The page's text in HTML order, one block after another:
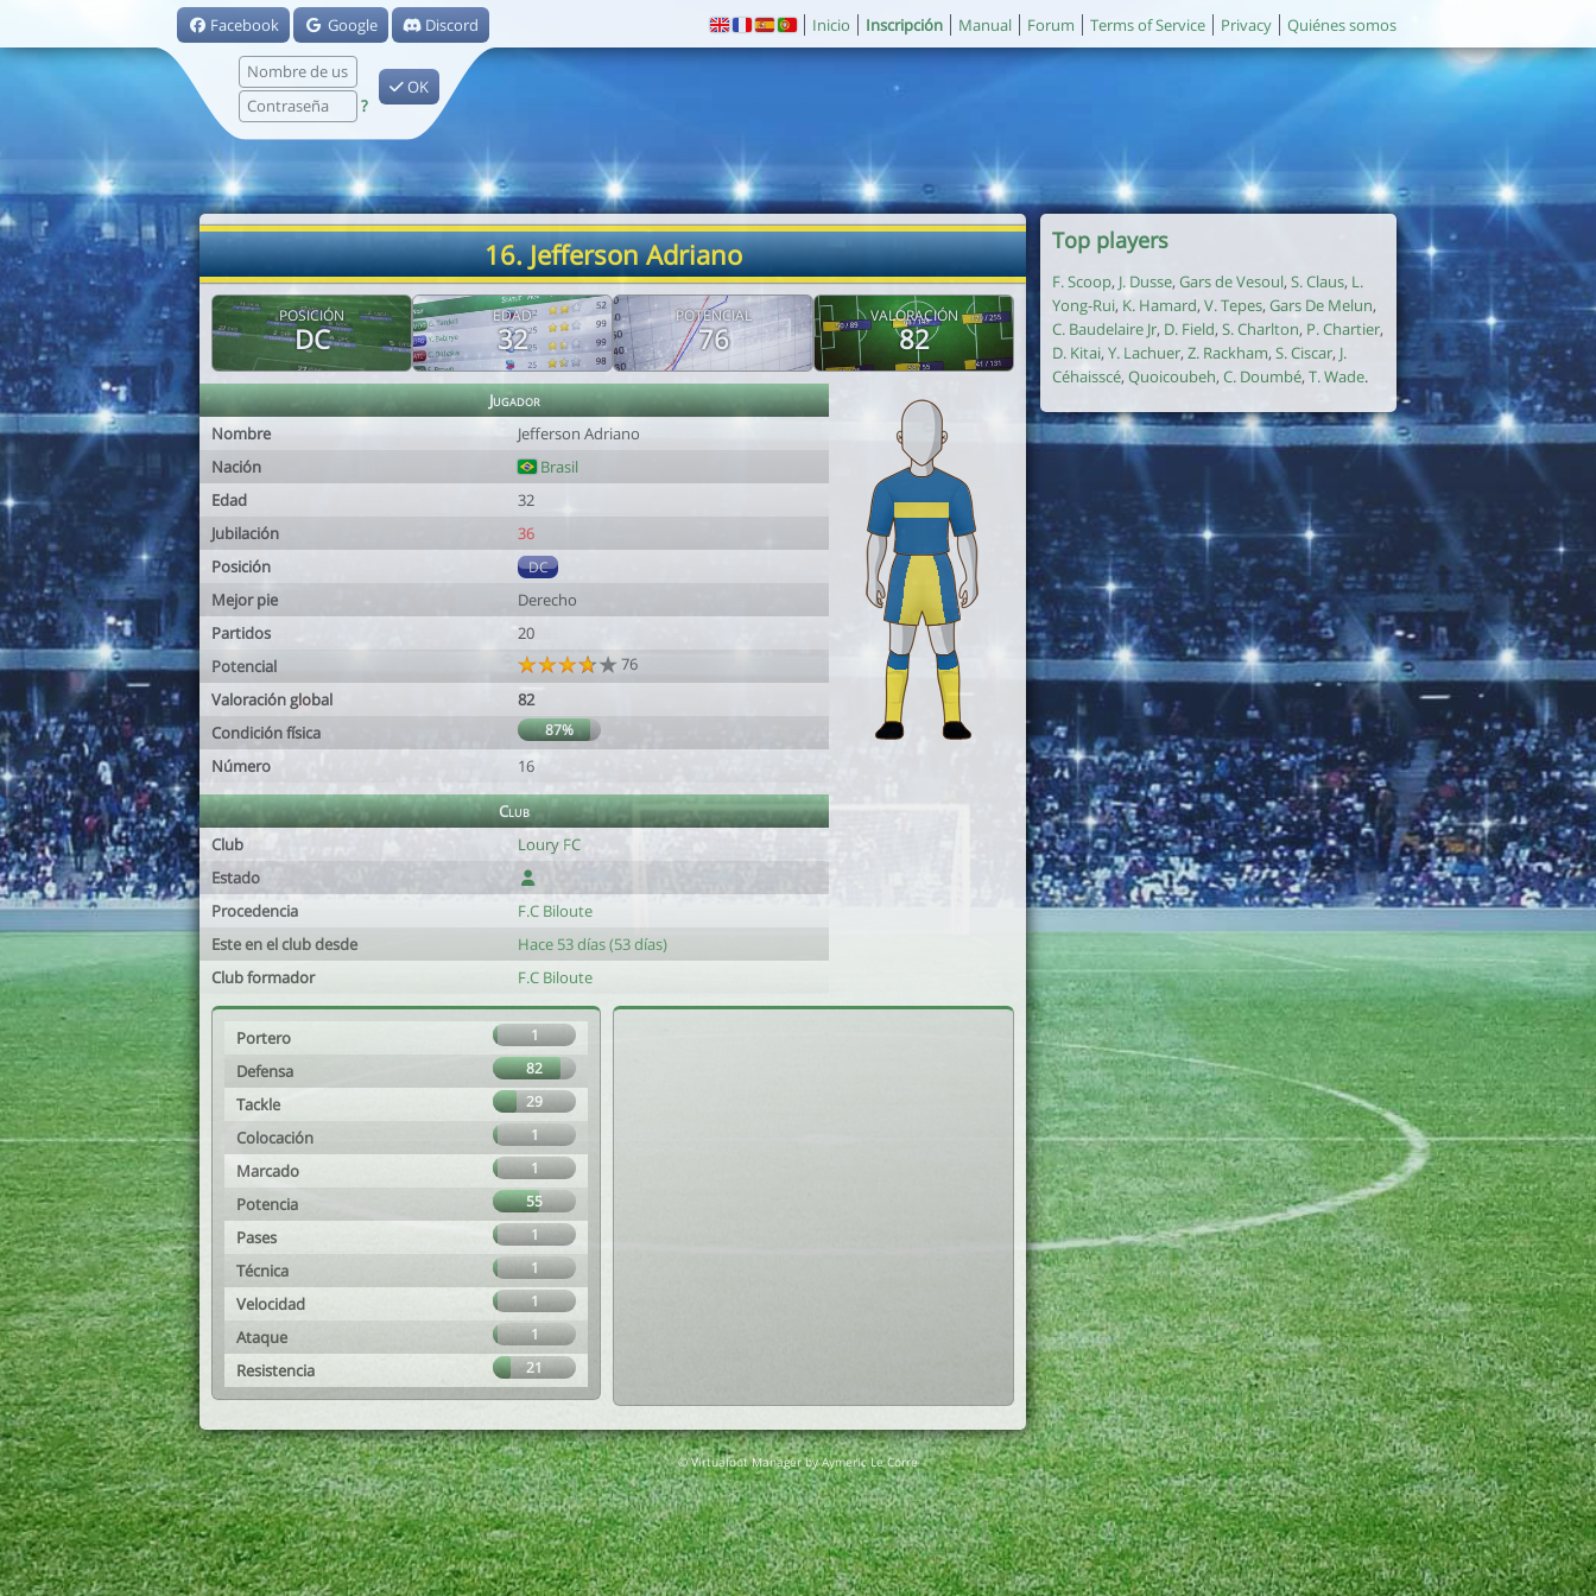
Facebook Google Discord
?
OK
Inicio Inscripción Manual Forum Terms of Service Privacy Quiénes somos
16. Jefferson Adriano
POSICIÓN
DC
EDAD
32
POTENCIAL
76
VALORACIÓN
82
Jugador
Nombre
Jefferson Adriano
Nación
Brasil
Edad
32
Jubilación
36
Posición
DC
Mejor pie
Derecho
Partidos
20
Potencial
76
Valoración global
82
Condición física
87%
Número 16
Club
Club
Loury FC
Estado
Procedencia
F.C Biloute
Este en el club desde
Hace 53 días (53 días)
Club formador
F.C Biloute
Portero 1
Defensa 82
Tackle 29
Colocación 1
Marcado 1
Potencia 55
Pases 1
Técnica 1
Velocidad 1
Ataque 1
Resistencia 21
Top players
F. Scoop, J. Dusse, Gars de Vesoul, S. Claus, L.
Yong-Rui, K. Hamard, V. Tepes, Gars De Melun,
C. Baudelaire Jr, D. Field, S. Charlton, P. Chartier,
D. Kitai, Y. Lachuer, Z. Rackham, S. Ciscar, J.
Céhaisscé, Quoicoubeh, C. Doumbé, T. Wade.
© Virtuafoot Manager by Aymeric Le Corre